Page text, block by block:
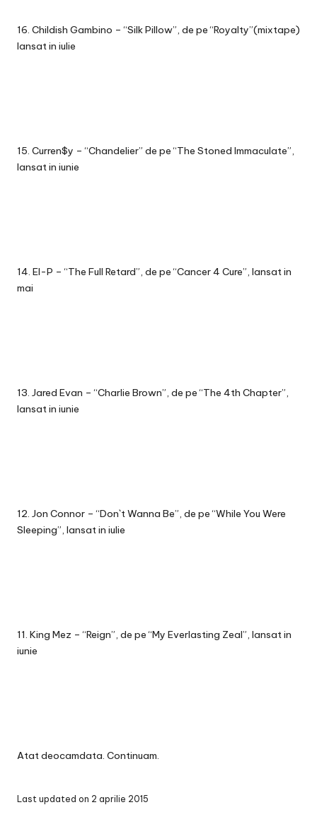
16. Childish Gambino – “Silk Pillow”, de pe “Royalty”(mixtape)
lansat in iulie
15. Curren$y – “Chandelier” de pe “The Stoned Immaculate”,
lansat in iunie
14. El-P – “The Full Retard”, de pe “Cancer 4 Cure”, lansat in
mai
13. Jared Evan – “Charlie Brown”, de pe “The 4th Chapter”,
lansat in iunie
12. Jon Connor – “Don`t Wanna Be”, de pe “While You Were
Sleeping”, lansat in iulie
11. King Mez – “Reign”, de pe “My Everlasting Zeal”, lansat in
iunie
Atat deocamdata. Continuam.
Last updated on 2 aprilie 2015